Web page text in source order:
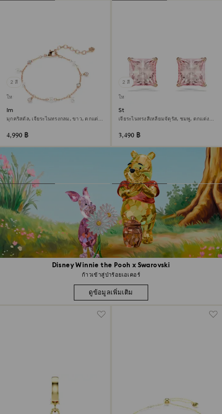
Disney Winnie the Pooh x Swarovski
ก้าวเข้าสู่ป่าร้อยเอเคอร์
ดูข้อมูลเพิ่มเติม
2 สี
ใหม่
Imber สร้อยข้อมือ
มุกคริสตัล, เจียระไนทรงกลม, ขาว, ตกแต่ง
4,990 ฿
2 สี
ใหม่
Stilla ต่างหูเม็ดเดี่ยว
เจียระไนทรงสี่เหลี่ยมจัตุรัส, ชมพู, ตกแต่งผิว
3,490 ฿